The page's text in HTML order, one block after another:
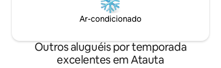
Ar-condicionado
Outros aluguéis por temporada
excelentes em Atauta